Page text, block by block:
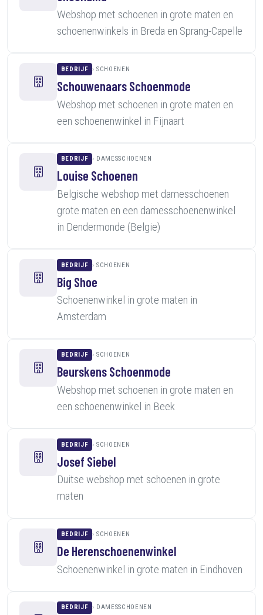
Webshop met schoenen in grote maten en
schoenenwinkels in Breda en Sprang-Capelle
BEDRIJF SCHOENEN
Schouwenaars Schoenmode
Webshop met schoenen in grote maten en
een schoenenwinkel in Fijnaart
BEDRIJF DAMESSCHOENEN
Louise Schoenen
Belgische webshop met damesschoenen
grote maten en een damesschoenenwinkel
in Dendermonde (Belgie)
BEDRIJF SCHOENEN
Big Shoe
Schoenenwinkel in grote maten in
Amsterdam
BEDRIJF SCHOENEN
Beurskens Schoenmode
Webshop met schoenen in grote maten en
een schoenenwinkel in Beek
BEDRIJF SCHOENEN
Josef Siebel
Duitse webshop met schoenen in grote
maten
BEDRIJF SCHOENEN
De Herenschoenenwinkel
Schoenenwinkel in grote maten in Eindhoven
BEDRIJF DAMESSCHOENEN